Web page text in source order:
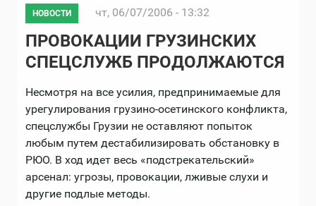
НОВОСТИ чт, 06/07/2006 - 13:32
ПРОВОКАЦИИ ГРУЗИНСКИХ
СПЕЦСЛУЖБ ПРОДОЛЖАЮТСЯ
Несмотря на все усилия, предпринимаемые для
урегулирования грузино-осетинского конфликта,
спецслужбы Грузии не оставляют попыток
любым путем дестабилизировать обстановку в
РЮО. В ход идет весь «подстрекательский»
арсенал: угрозы, провокации, лживые слухи и
другие подлые методы.